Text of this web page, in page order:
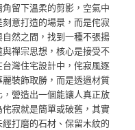
留下溫柔的剪影，空氣中
意打造的場景，而是侘寂
然之間，找到一種不張揚
禪宗思想，核心是接受不
灣住宅設計中，侘寂風逐
裝飾取勝，而是透過材質
營造出一個能讓人真正放
寂就是簡單或破舊，其實
打磨的石材、保留木紋的